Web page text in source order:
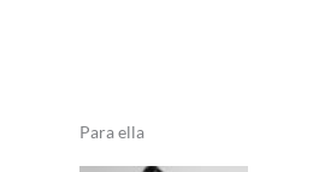
Para ella